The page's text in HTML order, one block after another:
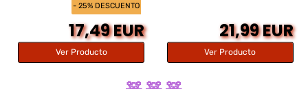
- 25% DESCUENTO
17,49 EUR
Ver Producto
21,99 EUR
Ver Producto